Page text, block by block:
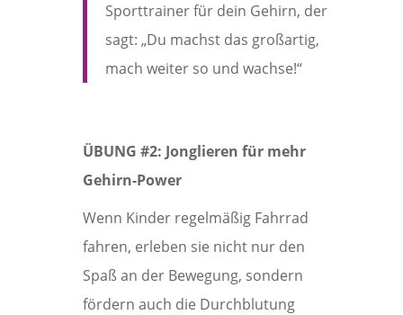
Sporttrainer für dein Gehirn, der
sagt: „Du machst das großartig,
mach weiter so und wachse!“
ÜBUNG #2: Jonglieren für mehr
Gehirn-Power
Wenn Kinder regelmäßig Fahrrad
fahren, erleben sie nicht nur den
Spaß an der Bewegung, sondern
fördern auch die Durchblutung